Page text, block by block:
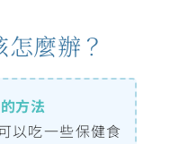
麼辦？
方法
以吃一些保健食